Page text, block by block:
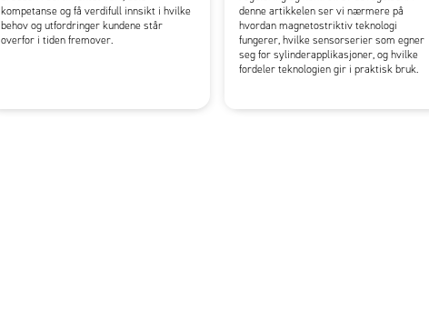
kompetanse og få verdifull innsikt i hvilke
behov og utfordringer kundene står
overfor i tiden fremover.
denne artikkelen ser vi nærmere på
hvordan magnetostriktiv teknologi
fungerer, hvilke sensorserier som egner
seg for sylinderapplikasjoner, og hvilke
fordeler teknologien gir i praktisk bruk.